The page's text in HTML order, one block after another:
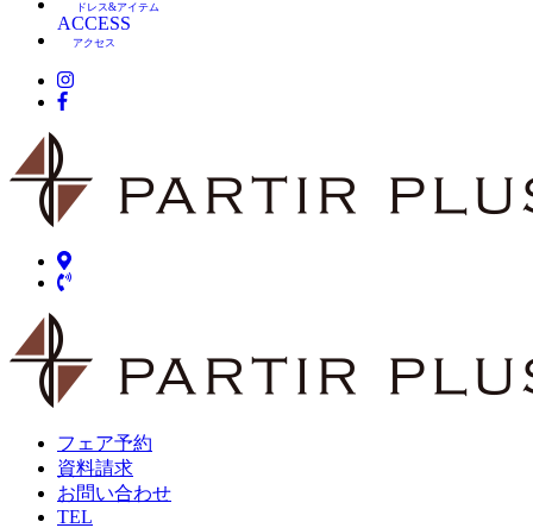
ドレス&アイテム
ACCESS
アクセス
フェア予約
資料請求
お問い合わせ
TEL